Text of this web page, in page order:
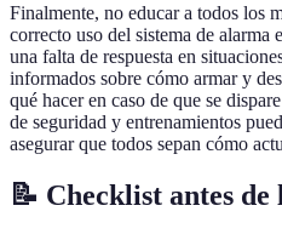
Finalmente, no educar a todos los
correcto uso del sistema de alarma
una falta de respuesta en
informados sobre cómo armar y
qué hacer en caso de que se
de seguridad y entrenamientos
asegurar que todos sepan cómo
📝 Checklist antes